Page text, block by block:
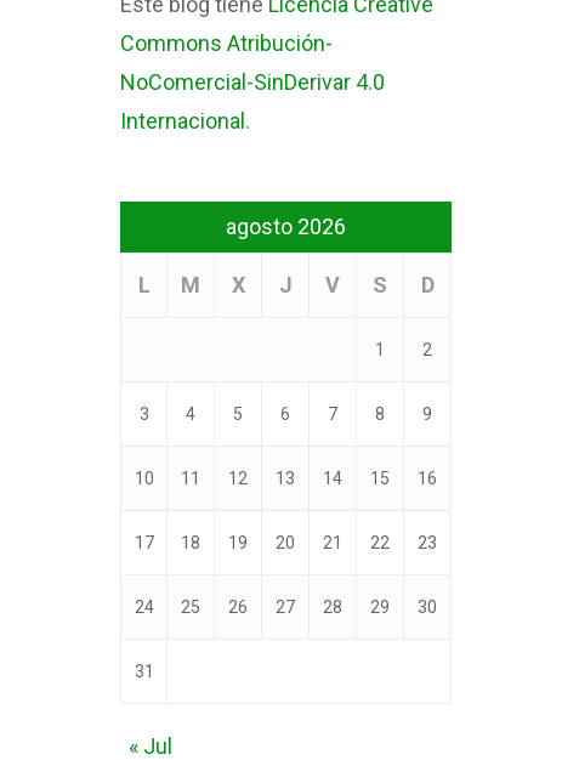
Commons Atribución-
NoComercial-SinDerivar 4.0
Internacional .
agosto 2026
L M X J V S D
1 2
3 4 5 6 7 8 9
10 11 12 13 14 15 16
17 18 19 20 21 22 23
24 25 26 27 28 29 30
31
« Jul